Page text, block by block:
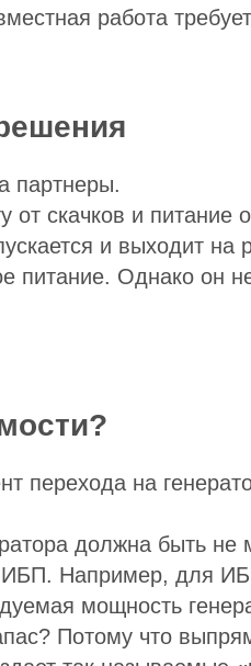
работа
партнеры.
от скачков и питание
и выходит на
питание. Однако он
перехода на
должна быть не
ИБП. Например, для
мощность
Потому что